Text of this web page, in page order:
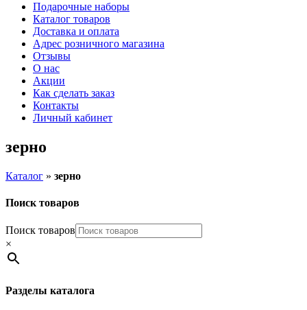
Подарочные наборы
Каталог товаров
Доставка и оплата
Адрес розничного магазина
Отзывы
О нас
Акции
Как сделать заказ
Контакты
Личный кабинет
зерно
Каталог » зерно
Поиск товаров
Поиск товаров
×
Разделы каталога